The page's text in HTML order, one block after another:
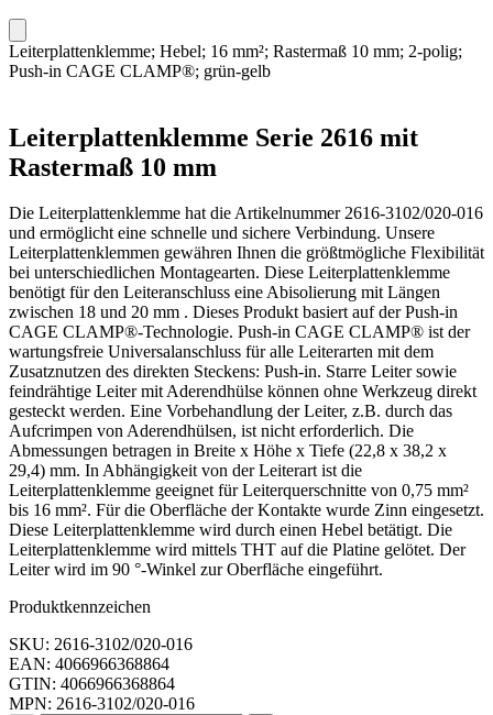
Leiterplattenklemme; Hebel; 16 mm²; Rastermaß 10 mm; 2-polig;
Push-in CAGE CLAMP®; grün-gelb
Leiterplattenklemme Serie 2616 mit
Rastermaß 10 mm
Die Leiterplattenklemme hat die Artikelnummer 2616-3102/020-016
und ermöglicht eine schnelle und sichere Verbindung. Unsere
Leiterplattenklemmen gewähren Ihnen die größtmögliche Flexibilität
bei unterschiedlichen Montagearten. Diese Leiterplattenklemme
benötigt für den Leiteranschluss eine Abisolierung mit Längen
zwischen 18 und 20 mm . Dieses Produkt basiert auf der Push-in
CAGE CLAMP®-Technologie. Push-in CAGE CLAMP® ist der
wartungsfreie Universalanschluss für alle Leiterarten mit dem
Zusatznutzen des direkten Steckens: Push-in. Starre Leiter sowie
feindrähtige Leiter mit Aderendhülse können ohne Werkzeug direkt
gesteckt werden. Eine Vorbehandlung der Leiter, z.B. durch das
Aufcrimpen von Aderendhülsen, ist nicht erforderlich. Die
Abmessungen betragen in Breite x Höhe x Tiefe (22,8 x 38,2 x
29,4) mm. In Abhängigkeit von der Leiterart ist die
Leiterplattenklemme geeignet für Leiterquerschnitte von 0,75 mm²
bis 16 mm². Für die Oberfläche der Kontakte wurde Zinn eingesetzt.
Diese Leiterplattenklemme wird durch einen Hebel betätigt. Die
Leiterplattenklemme wird mittels THT auf die Platine gelötet. Der
Leiter wird im 90 °-Winkel zur Oberfläche eingeführt.
Produktkennzeichen
SKU: 2616-3102/020-016
EAN: 4066966368864
GTIN: 4066966368864
MPN: 2616-3102/020-016